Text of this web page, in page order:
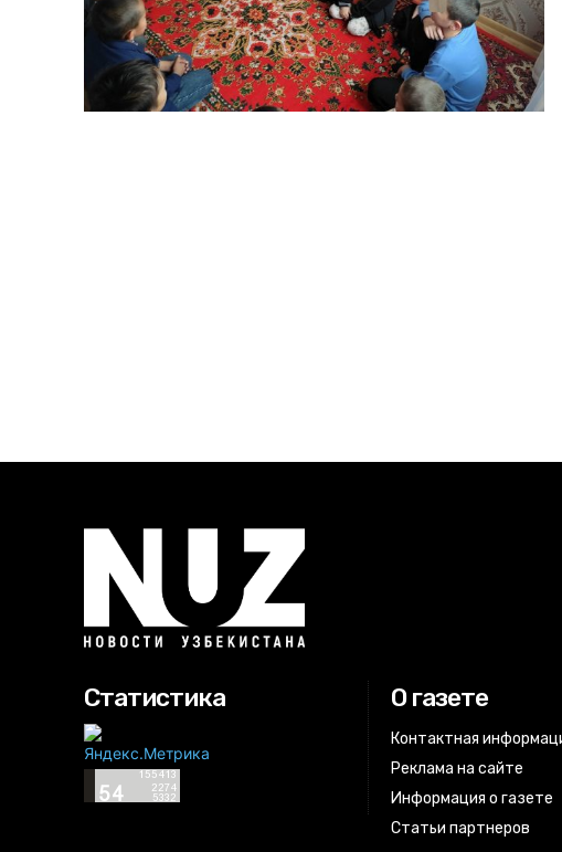
Статистика О газете
Контактная
Реклама на сайте
Информация о газете
Статьи партнеров